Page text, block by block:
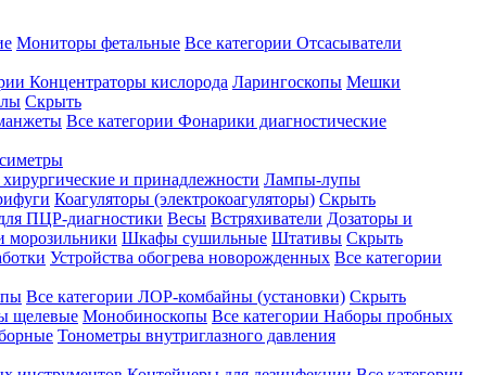
Мониторы фетальные Все категории Отсасыватели
Концентраторы кислорода Ларингоскопы Мешки
Скрыть
Все категории Фонарики диагностические
и принадлежности Лампы-лупы
Коагуляторы (электрокоагуляторы) Скрыть
ПЦР-диагностики Весы Встряхиватели Дозаторы и
морозильники Шкафы сушильные Штативы Скрыть
Устройства обогрева новорожденных Все категории
Все категории ЛОР-комбайны (установки) Скрыть
щелевые Монобиноскопы Все категории Наборы пробных
Тонометры внутриглазного давления